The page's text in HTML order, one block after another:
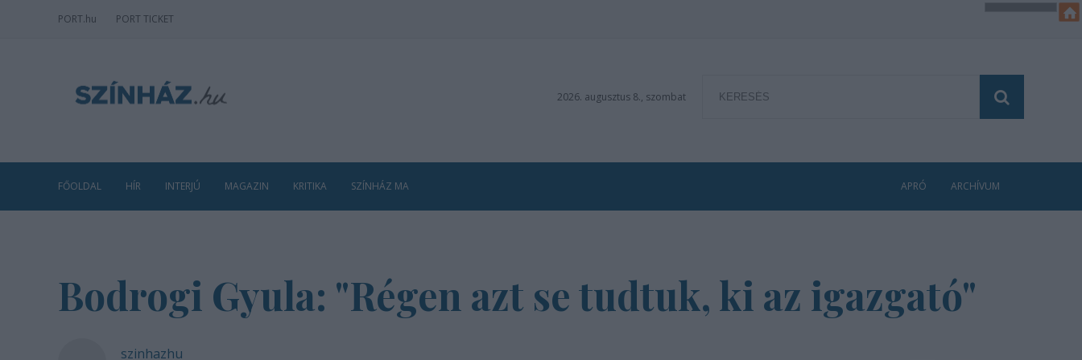
PORT.hu PORT TICKET
2026. augusztus 8., szombat
FŐOLDAL HÍR INTERJÚ MAGAZIN KRITIKA SZÍNHÁZ MA APRÓ ARCHÍVUM
Bodrogi Gyula: "Régen azt se tudtuk, ki az igazgató"
szinhazhu